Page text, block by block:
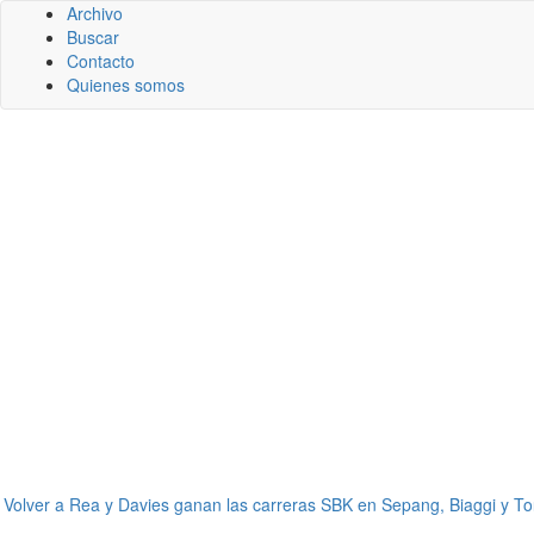
Archivo
Buscar
Contacto
Quienes somos
Volver a Rea y Davies ganan las carreras SBK en Sepang, Biaggi y